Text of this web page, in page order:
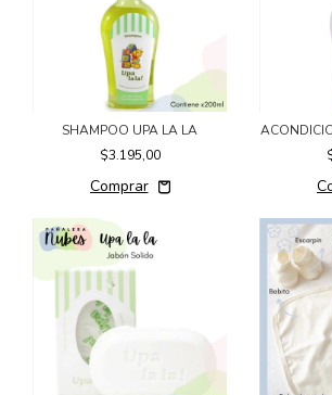
SHAMPOO UPA LA LA
$3.195,00